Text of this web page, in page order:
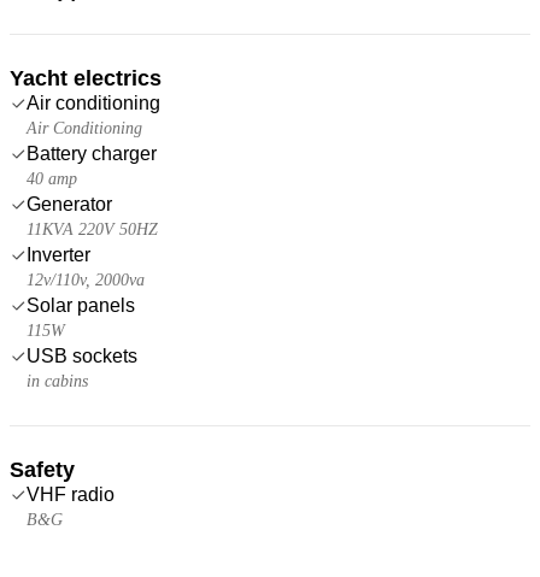
Yacht electrics
Air conditioning
Air Conditioning
Battery charger
40 amp
Generator
11KVA 220V 50HZ
Inverter
12v/110v, 2000va
Solar panels
115W
USB sockets
in cabins
Safety
VHF radio
B&G